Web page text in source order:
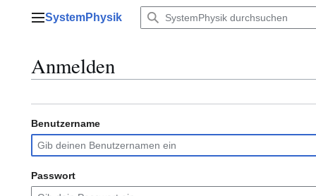
Hauptmenü
SystemPhysik
Anmelden
Benutzername
Passwort